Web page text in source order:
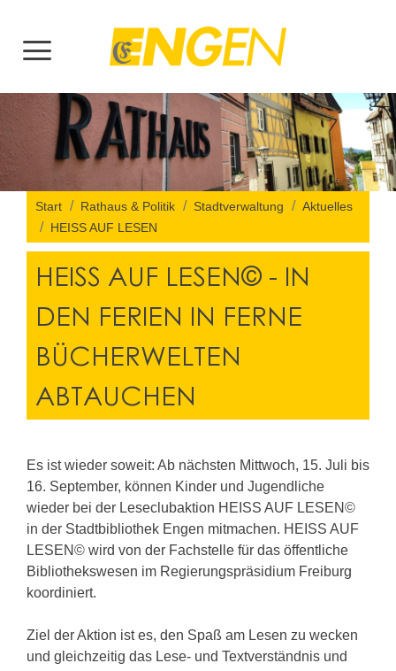
Start Rathaus & Politik Stadtverwaltung
Aktuelles
HEISS AUF LESEN
HEISS AUF LESEN© - IN
DEN FERIEN IN FERNE
BÜCHERWELTEN
ABTAUCHEN
Es ist wieder soweit: Ab nächsten Mittwoch, 15. Juli bis
16. September, können Kinder und Jugendliche
wieder bei der Leseclubaktion HEISS AUF LESEN©
in der Stadtbibliothek Engen mitmachen. HEISS AUF
LESEN© wird von der Fachstelle für das öffentliche
Bibliothekswesen im Regierungspräsidium Freiburg
koordiniert.
Ziel der Aktion ist es, den Spaß am Lesen zu wecken
und gleichzeitig das Lese- und Textverständnis und